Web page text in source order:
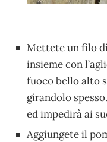
Mettete un filo
insieme con
fuoco bello alto
girandolo
ed impedirà ai
Aggiungete il